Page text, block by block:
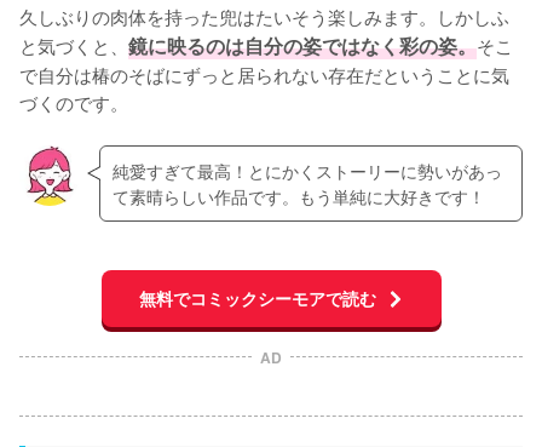
久しぶりの肉体を持った兜はたいそう楽しみます。しかしふ
と気づくと、 鏡に映るのは自分の姿ではなく彩の姿。そこ
で自分は椿のそばにずっと居られない存在だということに気
づくのです。
純愛すぎて最高！とにかくストーリーに勢いがあっ
て素晴らしい作品です。もう単純に大好きです！
無料でコミックシーモアで読む
AD